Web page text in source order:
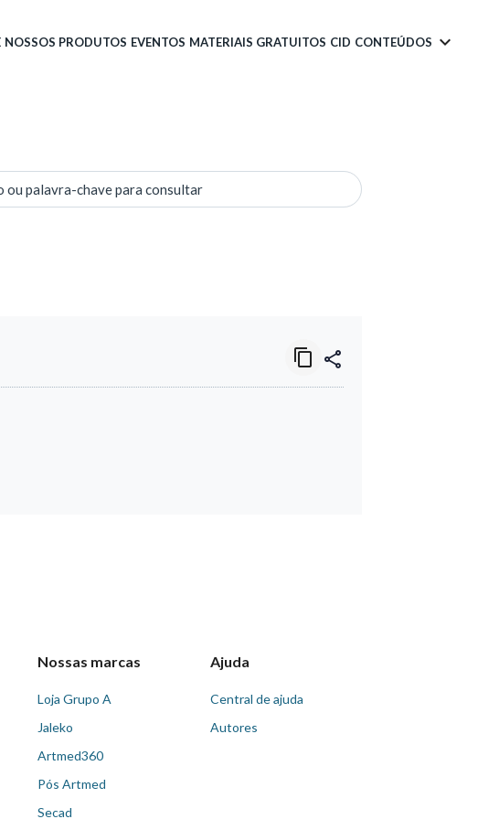
NOSSOS PRODUTOS EVENTOS MATERIAIS GRATUITOS CID CONTEÚDOS
ou palavra-chave para consultar
Nossas marcas
Loja Grupo A
Jaleko
Artmed360
Pós Artmed
Secad
Ajuda
Central de ajuda
Autores